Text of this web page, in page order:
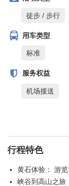
徒步 / 步行
用车类型
标准
服务权益
机场接送
行程特色
黄石体验： 游
峡谷到高山之旅